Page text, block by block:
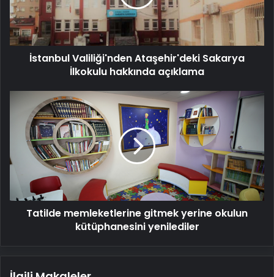
hakkında
açıklama
İstanbul Valiliği'nden Ataşehir'deki Sakarya
İlkokulu hakkında açıklama
memleketlerine
gitmek
yerine
okulun
kütüphanesini
Tatilde memleketlerine gitmek yerine okulun
kütüphanesini yenilediler